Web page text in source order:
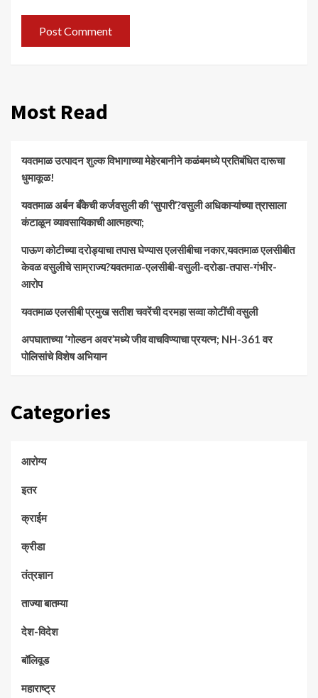
Most Read
यवतमाळ उत्पादन शुल्क विभागाच्या मेहेरबानीने कळंबमध्ये प्रतिबंधित दारूचा
धुमाकूळ!
​यवतमाळ अर्बन बँकेची कर्जवसुली की ‘सुपारी’?वसुली अधिकाऱ्यांच्या त्रासाला
कंटाळून व्यावसायिकाची आत्महत्या;
पाऊण कोटीच्या दरोड्याचा तपास घेण्यास एलसीबीचा नकार,यवतमाळ एलसीबीत
केवळ वसुलीचे साम्राज्य?यवतमाळ-एलसीबी-वसुली-दरोडा-तपास-गंभीर-
आरोप
यवतमाळ एलसीबी प्रमुख सतीश चवरेंची दरमहा सव्वा कोटींची वसुली
अपघाताच्या ‘गोल्डन अवर’मध्ये जीव वाचविण्याचा प्रयत्न; NH-361 वर
पोलिसांचे विशेष अभियान
Categories
आरोग्य
इतर
क्राईम
क्रीडा
तंत्रज्ञान
ताज्या बातम्या
देश-विदेश
बॉलिवूड
महाराष्ट्र